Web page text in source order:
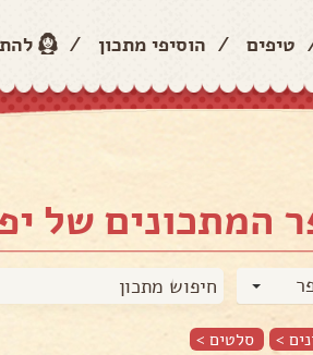
טיפים / הוסיפי מתכון /
המתכונים של
> סלטים >